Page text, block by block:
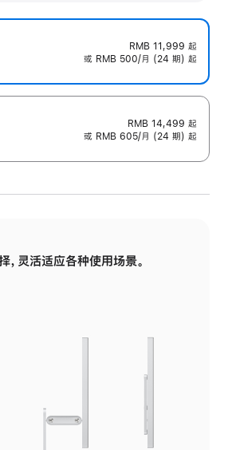
RMB 11,999 起
或 RMB 500/月 (24 期) 起
RMB 14,499 起
或 RMB 605/月 (24 期) 起
，灵活适应各种使用场景。